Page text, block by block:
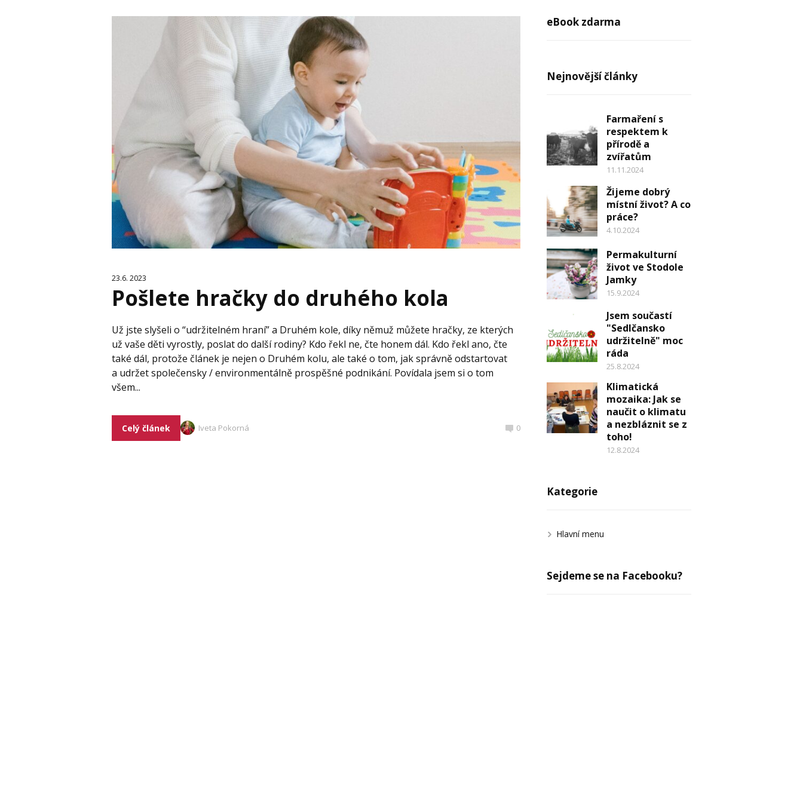
23.6. 2023
Pošlete hračky do druhého kola
Už jste slyšeli o “udržitelném hraní” a Druhém kole, díky němuž můžete hračky, ze kterých
už vaše děti vyrostly, poslat do další rodiny? Kdo řekl ne, čte honem dál. Kdo řekl ano, čte
také dál, protože článek je nejen o Druhém kolu, ale také o tom, jak správně odstartovat
a udržet společensky / environmentálně prospěšné podnikání. Povídala jsem si o tom
všem...
Celý článek Iveta Pokorná 0
eBook zdarma
Nejnovější články
Farmaření s
respektem k
přírodě a
zvířatům
11.11.2024
Žijeme dobrý
místní život? A co
práce?
4.10.2024
Permakulturní
život ve Stodole
Jamky
15.9.2024
Jsem součastí
"Sedlčansko
udržitelně" moc
ráda
25.8.2024
Klimatická
mozaika: Jak se
naučit o klimatu
a nezbláznit se z
toho!
12.8.2024
Kategorie
Hlavní menu
Sejdeme se na Facebooku?